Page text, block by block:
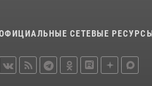
СЕТЕВЫЕ